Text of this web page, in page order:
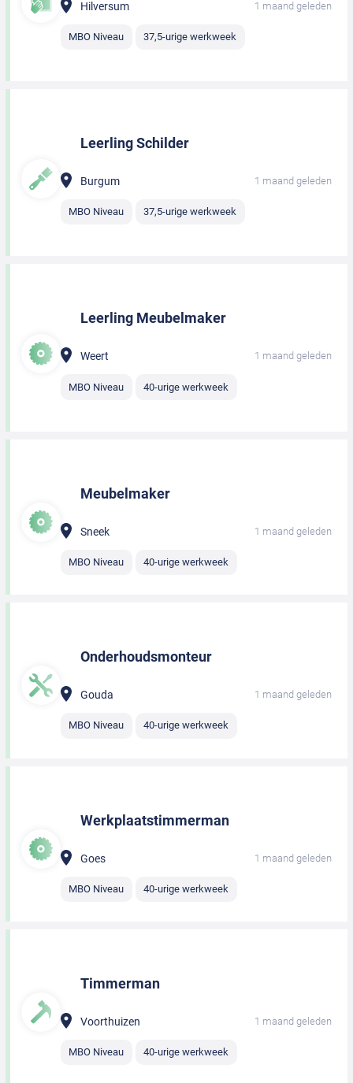
Hilversum 1 maand geleden
MBO Niveau 37,5-urige werkweek
Leerling Schilder
Burgum 1 maand geleden
MBO Niveau 37,5-urige werkweek
Leerling Meubelmaker
Weert 1 maand geleden
MBO Niveau 40-urige werkweek
Meubelmaker
Sneek 1 maand geleden
MBO Niveau 40-urige werkweek
Onderhoudsmonteur
Gouda 1 maand geleden
MBO Niveau 40-urige werkweek
Werkplaatstimmerman
Goes 1 maand geleden
MBO Niveau 40-urige werkweek
Timmerman
Voorthuizen 1 maand geleden
MBO Niveau 40-urige werkweek